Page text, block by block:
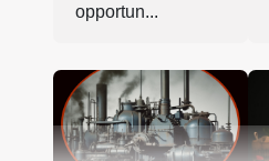
opportun...